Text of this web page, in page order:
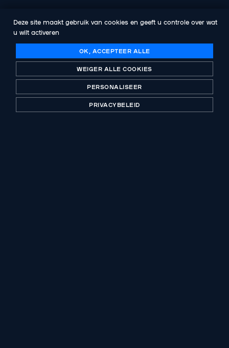
SCROLLEN
Deze site maakt gebruik van cookies en geeft u controle over wat
u wilt activeren
OK, ACCEPTEER ALLE
WEIGER ALLE COOKIES
PERSONALISEER
PRIVACYBELEID